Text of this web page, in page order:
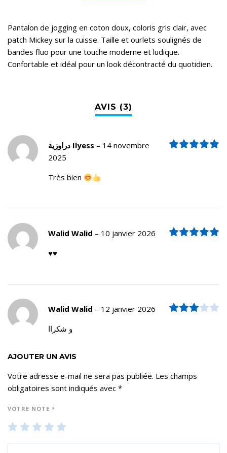
Pantalon de jogging en coton doux, coloris gris clair, avec
patch Mickey sur la cuisse. Taille et ourlets soulignés de
bandes fluo pour une touche moderne et ludique.
Confortable et idéal pour un look décontracté du quotidien.
دراوزية Ilyess – 14 novembre
2025
Très bien
Walid Walid – 10 janvier 2026
♥️♥️
Note
Walid Walid – 12 janvier 2026
و شكراا
AJOUTER UN AVIS
Votre adresse e-mail ne sera pas publiée. Les champs
obligatoires sont indiqués avec *
VOTRE NOTE *
1
ét
2
ét
3
ét
4
ét ét